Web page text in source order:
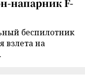
напарник F-
беспилотник
взлета на